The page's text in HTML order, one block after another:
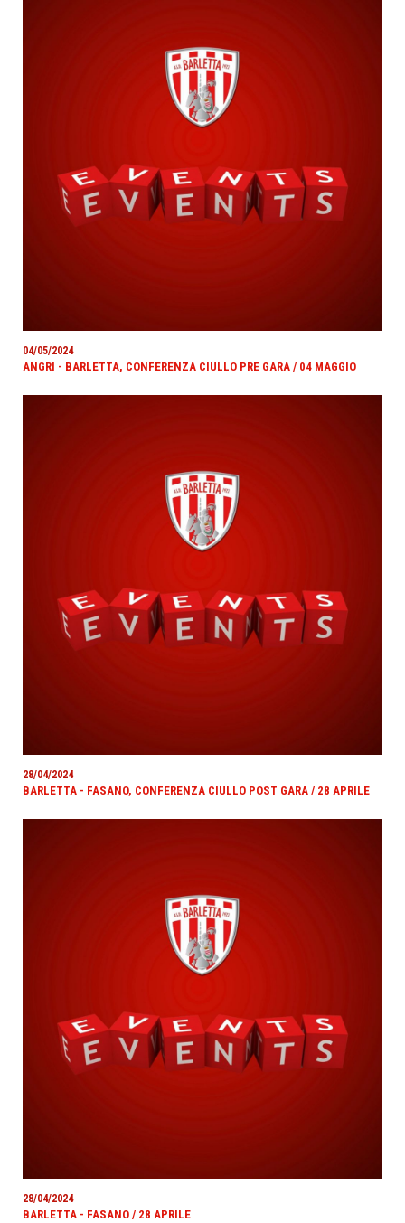
04/05/2024
ANGRI - BARLETTA, CONFERENZA CIULLO PRE GARA / 04 MAGGIO
28/04/2024
BARLETTA - FASANO, CONFERENZA CIULLO POST GARA / 28 APRILE
28/04/2024
BARLETTA - FASANO / 28 APRILE